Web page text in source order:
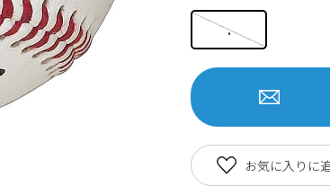
.
お気に入りに